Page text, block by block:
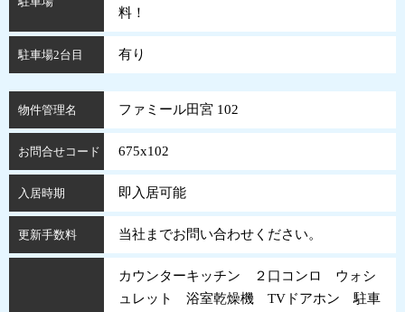
料！
駐車場2台目 有り
物件管理名 ファミール田宮 102
お問合せコード 675x102
入居時期 即入居可能
更新手数料 当社までお問い合わせください。
カウンターキッチン ２口コンロ ウォシ
ュレット 浴室乾燥機 TVドアホン 駐車